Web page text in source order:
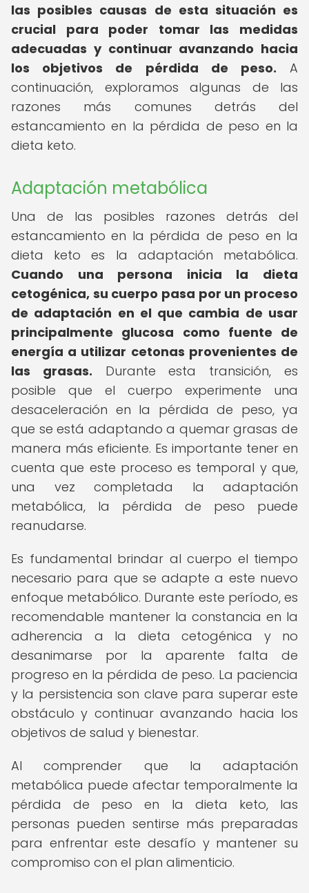
las posibles causas de esta situación es
crucial para poder tomar las medidas
adecuadas y continuar avanzando hacia
los objetivos de pérdida de peso. A
continuación, exploramos algunas de las
razones más comunes detrás del
estancamiento en la pérdida de peso en la
dieta keto.
Adaptación metabólica
Una de las posibles razones detrás del
estancamiento en la pérdida de peso en la
dieta keto es la adaptación metabólica.
Cuando una persona inicia la dieta
cetogénica, su cuerpo pasa por un proceso
de adaptación en el que cambia de usar
principalmente glucosa como fuente de
energía a utilizar cetonas provenientes de
las grasas. Durante esta transición, es
posible que el cuerpo experimente una
desaceleración en la pérdida de peso, ya
que se está adaptando a quemar grasas de
manera más eficiente. Es importante tener en
cuenta que este proceso es temporal y que,
una vez completada la adaptación
metabólica, la pérdida de peso puede
reanudarse.
Es fundamental brindar al cuerpo el tiempo
necesario para que se adapte a este nuevo
enfoque metabólico. Durante este período, es
recomendable mantener la constancia en la
adherencia a la dieta cetogénica y no
desanimarse por la aparente falta de
progreso en la pérdida de peso. La paciencia
y la persistencia son clave para superar este
obstáculo y continuar avanzando hacia los
objetivos de salud y bienestar.
Al comprender que la adaptación
metabólica puede afectar temporalmente la
pérdida de peso en la dieta keto, las
personas pueden sentirse más preparadas
para enfrentar este desafío y mantener su
compromiso con el plan alimenticio.